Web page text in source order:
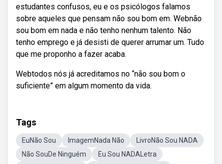
estudantes confusos, eu e os psicólogos falamos
sobre aqueles que pensam não sou bom em. Webnão
sou bom em nada e não tenho nenhum talento. Não
tenho emprego e já desisti de querer arrumar um. Tudo
que me proponho a fazer acaba.
Webtodos nós já acreditamos no “não sou bom o
suficiente” em algum momento da vida.
Tags
EuNão Sou ImagemNada Não
LivroNão Sou NADA
Não SouDe Ninguém
Eu Sou NADALetra